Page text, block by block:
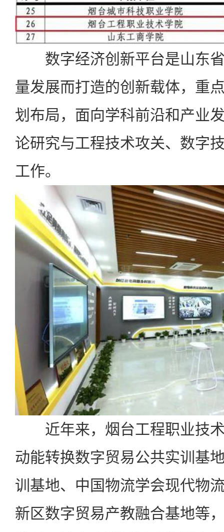
数字经济创新平台是山东省
量发展而打造的创新载体，重
划布局，面向学科前沿和产业
论研究与工程技术攻关、数字
工作。
近年来，烟台工程职业技术
动能转换数字贸易公共实训基
训基地、中国物流学会现代物
新区数字贸易产教融合基地等